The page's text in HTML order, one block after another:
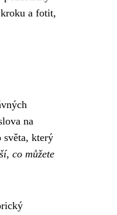
a fotit,
na
světa, který
co můžete